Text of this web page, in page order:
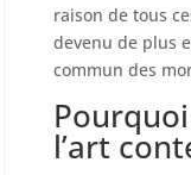
raison de tous
devenu de plus
commun des
l’art